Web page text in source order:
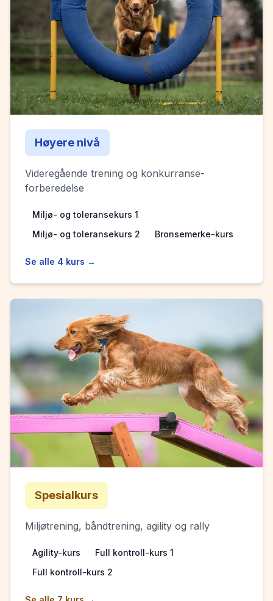
Høyere nivå
Videregående trening og konkurranse­
forberedelse
Miljø- og toleransekurs 1
Miljø- og toleransekurs 2
Bronsemerke-kurs
Se alle 4 kurs →
Spesialkurs
Miljøtrening, båndtrening, agility og rally
Agility-kurs
Full kontroll-kurs 1
Full kontroll-kurs 2